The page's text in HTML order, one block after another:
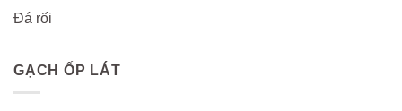
Đá rối
GẠCH ỐP LÁT